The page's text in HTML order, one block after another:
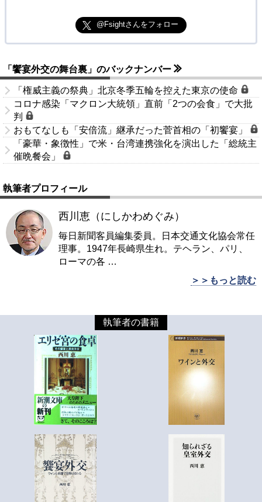
@Fsightさんをフォロー
「饗宴外交の舞台裏」のバックナンバー
「権威主義の祭典」北京冬季五輪を控えた東京の使命
コロナ感染「マクロン大統領」直前「2つの会食」で大批
判
おもてなしも「安倍流」継承だった菅首相の「初饗宴」
「豪華・象徴性」で米・台湾連携強化を演出した「総統主
催晩餐会」
執筆者プロフィール
西川恵（にしかわめぐみ）
毎日新聞客員編集委員。日本交通文化協会常任
理事。1947年長崎県生れ。テヘラン、パリ、
ローマの各 …
＞＞もっと読む
執筆者の書籍